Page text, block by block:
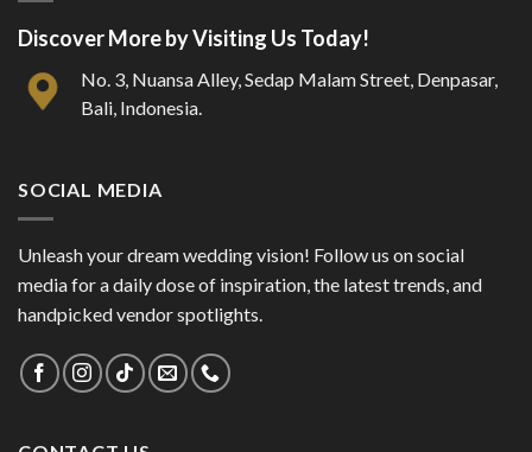
Discover More by Visiting Us Today!
No. 3, Nuansa Alley, Sedap Malam Street, Denpasar,
Bali, Indonesia.
SOCIAL MEDIA
Unleash your dream wedding vision! Follow us on social
media for a daily dose of inspiration, the latest trends, and
handpicked vendor spotlights.